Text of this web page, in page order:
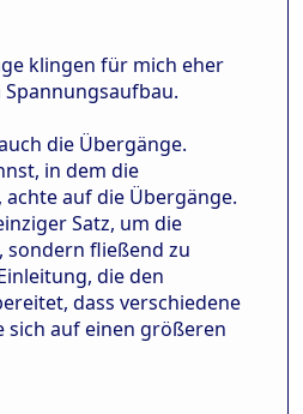
klingen für mich eher
die Übergänge.
in dem die
auf die Übergänge.
Satz, um die
fließend zu
die den
dass verschiedene
sich auf einen größeren